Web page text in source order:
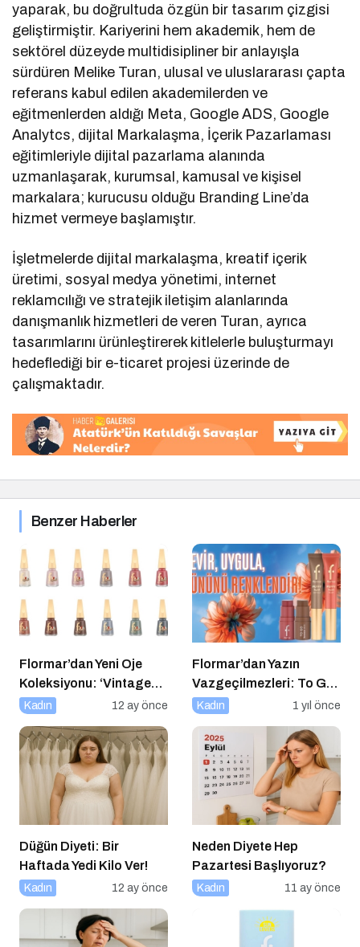
yaparak, bu doğrultuda özgün bir tasarım çizgisi
geliştirmiştir. Kariyerini hem akademik, hem de
sektörel düzeyde multidisipliner bir anlayışla
sürdüren Melike Turan, ulusal ve uluslararası çapta
referans kabul edilen akademilerden ve
eğitmenlerden aldığı Meta, Google ADS, Google
Analytcs, dijital Markalaşma, İçerik Pazarlaması
eğitimleriyle dijital pazarlama alanında
uzmanlaşarak, kurumsal, kamusal ve kişisel
markalara; kurucusu olduğu Branding Line’da
hizmet vermeye başlamıştır.
İşletmelerde dijital markalaşma, kreatif içerik
üretimi, sosyal medya yönetimi, internet
reklamcılığı ve stratejik iletişim alanlarında
danışmanlık hizmetleri de veren Turan, ayrıca
tasarımlarını ürünleştirerek kitlelerle buluşturmayı
hedeflediği bir e-ticaret projesi üzerinde de
çalışmaktadır.
Benzer Haberler
Flormar’dan Yeni Oje
Koleksiyonu: ‘Vintage
Romance’ Nostaljiyle
Zarafeti Tırnaklara
Taşıyor!
Kadın 12 ay önce
Flormar’dan Yazın
Vazgeçilmezleri: To Go
Blush & To Go Bronzer
Kadın 1 yıl önce
Düğün Diyeti: Bir
Haftada Yedi Kilo Ver!
Kadın 12 ay önce
Neden Diyete Hep
Pazartesi Başlıyoruz?
Kadın 11 ay önce